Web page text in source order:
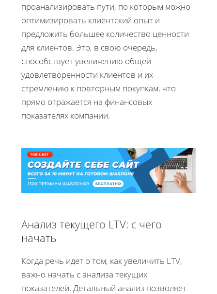
проанализировать пути, по которым можно
оптимизировать клиентский опыт и
предложить большее количество ценности
для клиентов. Это, в свою очередь,
способствует увеличению общей
удовлетворенности клиентов и их
стремлению к повторным покупкам, что
прямо отражается на финансовых
показателях компании.
Анализ текущего LTV: с чего
начать
Когда речь идет о том, как увеличить LTV,
важно начать с анализа текущих
показателей. Детальный анализ позволяет